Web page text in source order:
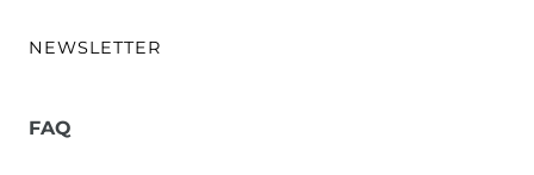
NEWSLETTER
FAQ